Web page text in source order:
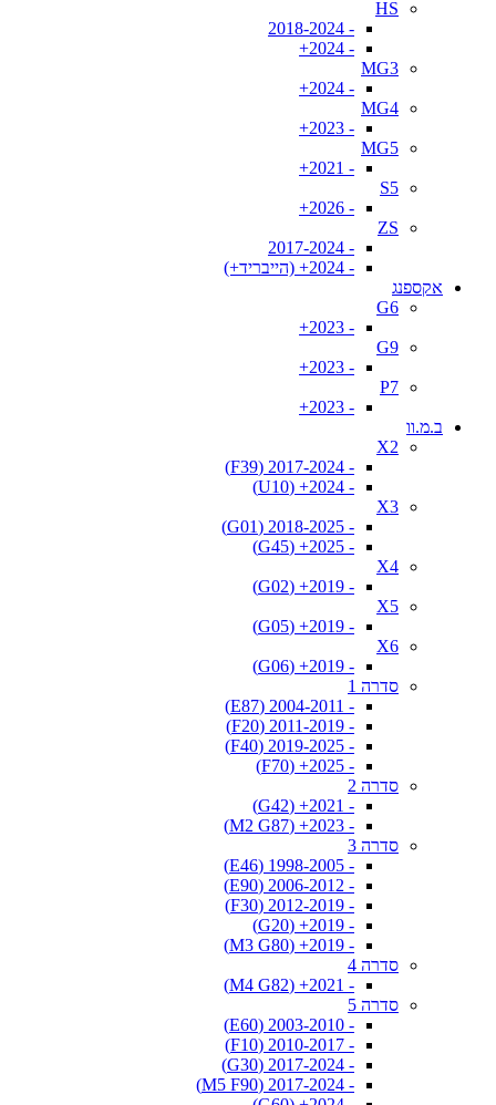
HS
- 2018-2024
- 2024+
MG3
- 2024+
MG4
- 2023+
MG5
- 2021+
S5
- 2026+
ZS
- 2017-2024
- 2024+ (הייבריד+)
אקספנג
G6
- 2023+
G9
- 2023+
P7
- 2023+
ב.מ.וו
X2
- 2017-2024 (F39)
- 2024+ (U10)
X3
- 2018-2025 (G01)
- 2025+ (G45)
X4
- 2019+ (G02)
X5
- 2019+ (G05)
X6
- 2019+ (G06)
סדרה 1
- 2004-2011 (E87)
- 2011-2019 (F20)
- 2019-2025 (F40)
- 2025+ (F70)
סדרה 2
- 2021+ (G42)
- 2023+ (M2 G87)
סדרה 3
- 1998-2005 (E46)
- 2006-2012 (E90)
- 2012-2019 (F30)
- 2019+ (G20)
- 2019+ (M3 G80)
סדרה 4
- 2021+ (M4 G82)
סדרה 5
- 2003-2010 (E60)
- 2010-2017 (F10)
- 2017-2024 (G30)
- 2017-2024 (M5 F90)